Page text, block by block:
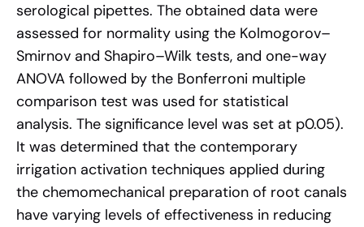
serological pipettes. The obtained data were
assessed for normality using the Kolmogorov–
Smirnov and Shapiro–Wilk tests, and one-way
ANOVA followed by the Bonferroni multiple
comparison test was used for statistical
analysis. The significance level was set at p0.05).
It was determined that the contemporary
irrigation activation techniques applied during
the chemomechanical preparation of root canals
have varying levels of effectiveness in reducing